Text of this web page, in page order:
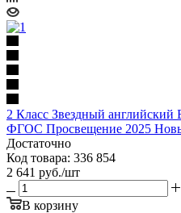
2 Класс Звездный английский
ФГОС Просвещение 2025
Достаточно
Код товара: 336 854
2 641 руб./шт
В корзину